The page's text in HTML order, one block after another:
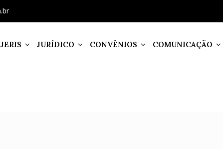
JURÍDICO CONVÊNIOS COMUNICAÇÃO